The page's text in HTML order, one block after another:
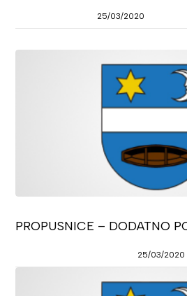
25/03/2020
PROPUSNICE – DODATNO
25/03/2020